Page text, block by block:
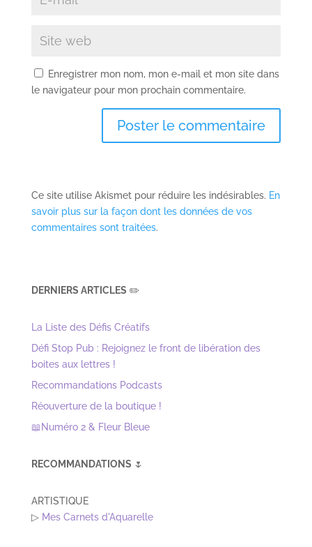
Enregistrer mon nom, mon e-mail et mon site dans
le navigateur pour mon prochain commentaire.
Ce site utilise Akismet pour réduire les indésirables. En
savoir plus sur la façon dont les données de vos
commentaires sont traitées.
DERNIERS ARTICLES ✏️
La Liste des Défis Créatifs
Défi Stop Pub : Rejoignez le front de libération des
boites aux lettres !
Recommandations Podcasts
Réouverture de la boutique !
📖Numéro 2 & Fleur Bleue
RECOMMANDATIONS 🌷
ARTISTIQUE
▷ Mes Carnets d'Aquarelle